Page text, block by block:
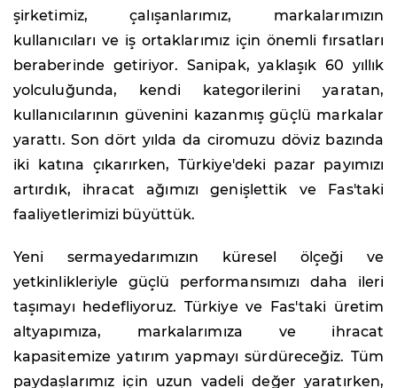
şirketimiz, çalışanlarımız, markalarımızın
kullanıcıları ve iş ortaklarımız için önemli fırsatları
beraberinde getiriyor. Sanipak, yaklaşık 60 yıllık
yolculuğunda, kendi kategorilerini yaratan,
kullanıcılarının güvenini kazanmış güçlü markalar
yarattı. Son dört yılda da ciromuzu döviz bazında
iki katına çıkarırken, Türkiye'deki pazar payımızı
artırdık, ihracat ağımızı genişlettik ve Fas'taki
faaliyetlerimizi büyüttük.
Yeni sermayedarımızın küresel ölçeği ve
yetkinlikleriyle güçlü performansımızı daha ileri
taşımayı hedefliyoruz. Türkiye ve Fas'taki üretim
altyapımıza, markalarımıza ve ihracat
kapasitemize yatırım yapmayı sürdüreceğiz. Tüm
paydaşlarımız için uzun vadeli değer yaratırken,